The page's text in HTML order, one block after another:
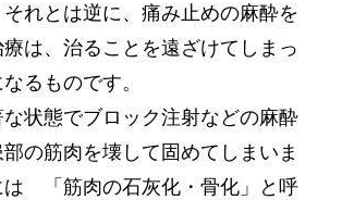
れとは逆に、痛み止めの麻酔を
は、治ることを遠ざけてしまっ
るものです。
状態でブロック注射などの麻酔
の筋肉を壊して固めてしまいま
は 「筋肉の石灰化・骨化」と呼